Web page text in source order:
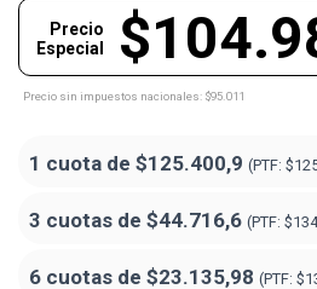
Precio
Especial
Precio sin impuestos nacionales: $95.011
1 cuota de $125.400,9 (PTF:
3 cuotas de $44.716,6 (PTF:
6 cuotas de $23.135,98 (PTF: